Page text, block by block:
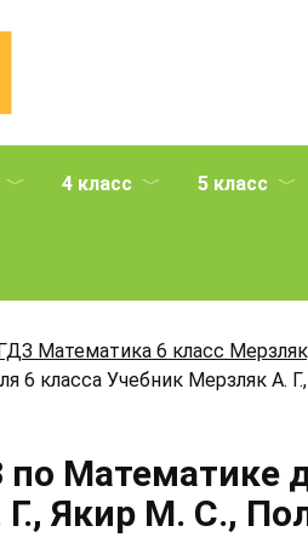
4 класс 5 класс
Математика 6 класс
6 класса Учебник Мерзляк А.
Математике
Якир М. С.,